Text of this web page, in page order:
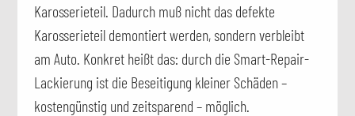
Karosserieteil. Dadurch muß nicht das defekte
Karosserieteil demontiert werden, sondern verbleibt
am Auto. Konkret heißt das: durch die Smart-Repair-
Lackierung ist die Beseitigung kleiner Schäden –
kostengünstig und zeitsparend – möglich.